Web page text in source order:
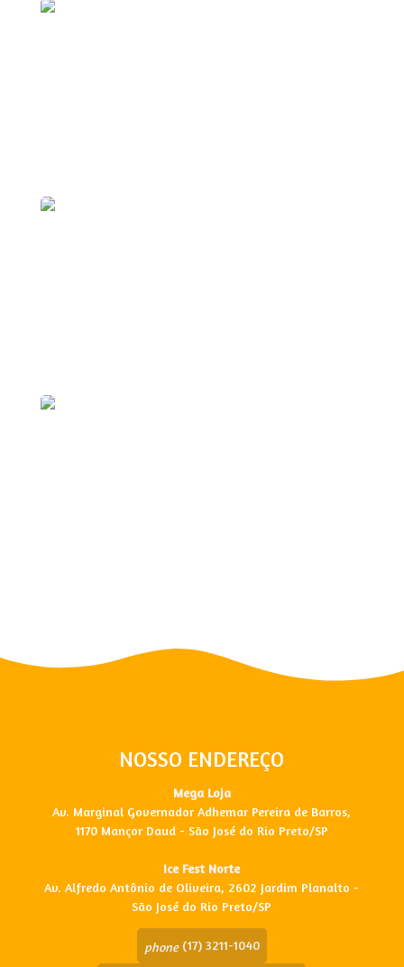
NOSSO ENDEREÇO
Mega Loja
Av. Marginal Governador Adhemar Pereira de Barros,
1170 Mançor Daud - São José do Rio Preto/SP
Ice Fest Norte
Av. Alfredo Antônio de Oliveira, 2602 Jardim Planalto -
São José do Rio Preto/SP
phone(17) 3211-1040